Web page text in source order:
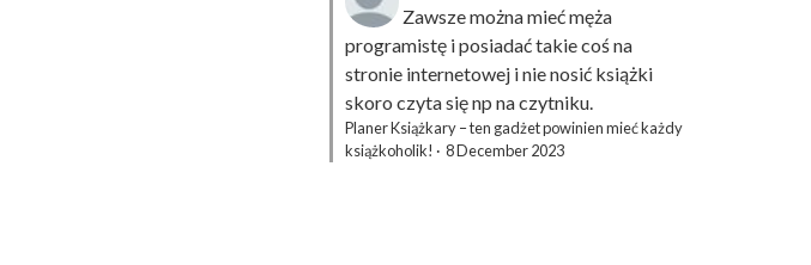
Zawsze można mieć męża
programistę i posiadać takie coś na
stronie internetowej i nie nosić książki
skoro czyta się np na czytniku.
Planer Książkary – ten gadżet powinien mieć każdy
książkoholik! · 8 December 2023